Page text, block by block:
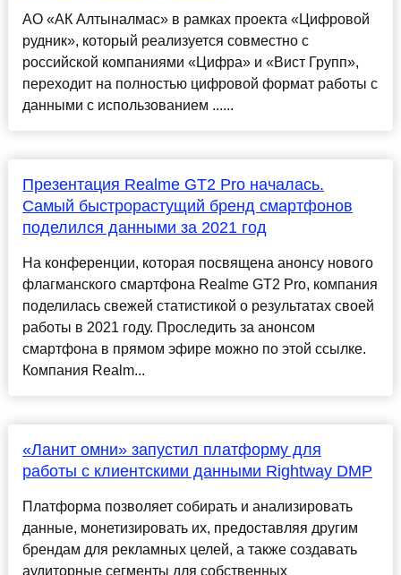
АО «АК Алтыналмас» в рамках проекта «Цифровой
рудник», который реализуется совместно с
российской компаниями «Цифра» и «Вист Групп»,
переходит на полностью цифровой формат работы с
данными с использованием ......
Презентация Realme GT2 Pro началась.
Самый быстрорастущий бренд смартфонов
поделился данными за 2021 год
На конференции, которая посвящена анонсу нового
флагманского смартфона Realme GT2 Pro, компания
поделилась свежей статистикой о результатах своей
работы в 2021 году. Проследить за анонсом
смартфона в прямом эфире можно по этой ссылке.
Компания Realm...
«Ланит омни» запустил платформу для
работы с клиентскими данными Rightway DMP
Платформа позволяет собирать и анализировать
данные, монетизировать их, предоставляя другим
брендам для рекламных целей, а также создавать
аудиторные сегменты для собственных